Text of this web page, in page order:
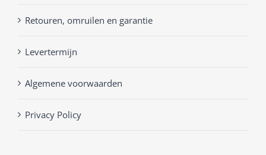
Retouren, omruilen en garantie
Levertermijn
Algemene voorwaarden
Privacy Policy